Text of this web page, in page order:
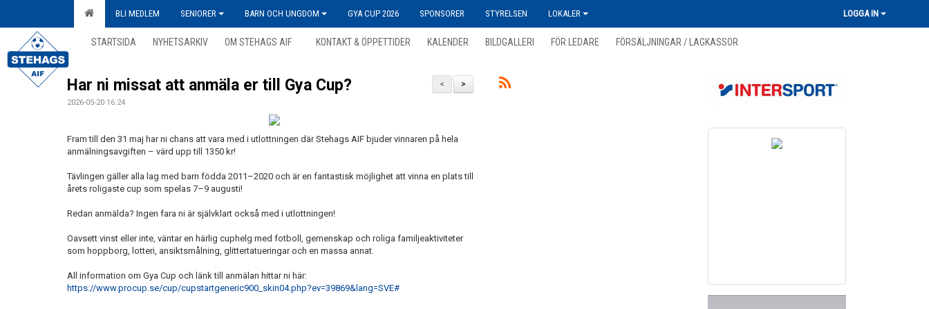
BLI MEDLEM SENIORER BARN OCH UNGDOM GYA CUP 2026 SPONSORER STYRELSEN LOKALER LOGGA IN
STARTSIDA NYHETSARKIV OM STEHAGS AIF KONTAKT & ÖPPETTIDER KALENDER BILDGALLERI FÖR LEDARE FÖRSÄLJNINGAR / LAGKASSOR
>
<
Har ni missat att anmäla er till Gya Cup?
2026-05-20 16:24
Fram till den 31 maj har ni chans att vara med i utlottningen där Stehags AIF bjuder vinnaren på hela
anmälningsavgiften – värd upp till 1350 kr!
Tävlingen gäller alla lag med barn födda 2011–2020 och är en fantastisk möjlighet att vinna en plats till
årets roligaste cup som spelas 7–9 augusti!
Redan anmälda? Ingen fara ni är självklart också med i utlottningen!
Oavsett vinst eller inte, väntar en härlig cuphelg med fotboll, gemenskap och roliga familjeaktiviteter
som hoppborg, lotteri, ansiktsmålning, glittertatueringar och en massa annat.
All information om Gya Cup och länk till anmälan hittar ni här:
https://www.procup.se/cup/cupstartgeneric900_skin04.php?ev=39869&lang=SVE#